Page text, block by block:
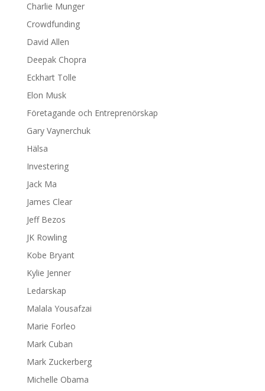
Charlie Munger
Crowdfunding
David Allen
Deepak Chopra
Eckhart Tolle
Elon Musk
Företagande och Entreprenörskap
Gary Vaynerchuk
Hälsa
Investering
Jack Ma
James Clear
Jeff Bezos
JK Rowling
Kobe Bryant
Kylie Jenner
Ledarskap
Malala Yousafzai
Marie Forleo
Mark Cuban
Mark Zuckerberg
Michelle Obama